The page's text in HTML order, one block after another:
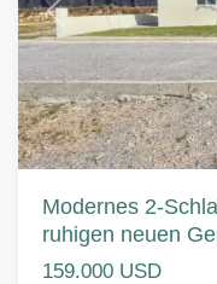
Vorherige
Modernes 2-
ruhigen neuen
159.000 USD